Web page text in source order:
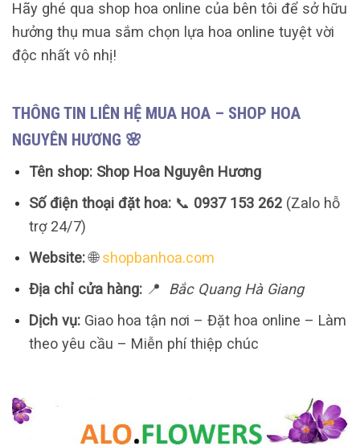
Hãy ghé qua shop hoa online của bên tôi để sở hữu
hưởng thụ mua sắm chọn lựa hoa online tuyệt vời
độc nhất vô nhị!
THÔNG TIN LIÊN HỆ MUA HOA – SHOP HOA
NGUYÊN HƯƠNG 🌸
Tên shop: Shop Hoa Nguyên Hương
Số điện thoại đặt hoa:📞 0937 153 262(Zalo hỗ
trợ 24/7)
Website:🌐shopbanhoa.com
Địa chỉ cửa hàng:📍
Bắc Quang Hà Giang
Dịch vụ:Giao hoa tận nơi – Đặt hoa online – Làm
theo yêu cầu – Miễn phí thiệp chúc